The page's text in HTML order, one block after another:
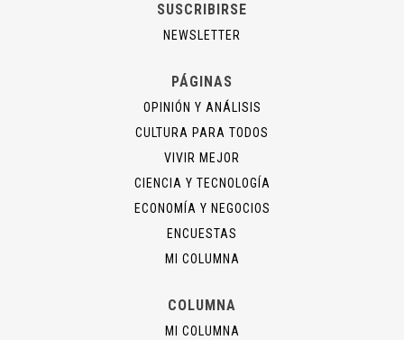
SUSCRIBIRSE
NEWSLETTER
PÁGINAS
OPINIÓN Y ANÁLISIS
CULTURA PARA TODOS
VIVIR MEJOR
CIENCIA Y TECNOLOGÍA
ECONOMÍA Y NEGOCIOS
ENCUESTAS
MI COLUMNA
COLUMNA
MI COLUMNA